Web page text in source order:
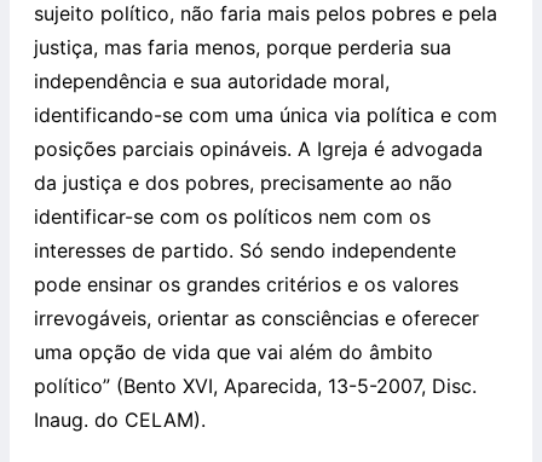
sujeito político, não faria mais pelos pobres e pela
justiça, mas faria menos, porque perderia sua
independência e sua autoridade moral,
identificando-se com uma única via política e com
posições parciais opináveis. A Igreja é advogada
da justiça e dos pobres, precisamente ao não
identificar-se com os políticos nem com os
interesses de partido. Só sendo independente
pode ensinar os grandes critérios e os valores
irrevogáveis, orientar as consciências e oferecer
uma opção de vida que vai além do âmbito
político” (Bento XVI, Aparecida, 13-5-2007, Disc.
Inaug. do CELAM).